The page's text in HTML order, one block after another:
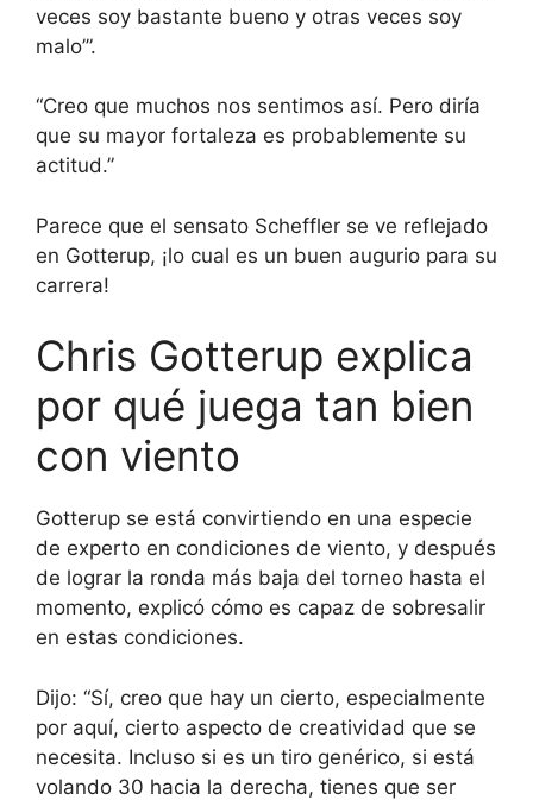
veces soy bastante bueno y otras veces soy
malo’”.
“Creo que muchos nos sentimos así. Pero diría
que su mayor fortaleza es probablemente su
actitud.”
Parece que el sensato Scheffler se ve reflejado
en Gotterup, ¡lo cual es un buen augurio para su
carrera!
Chris Gotterup explica
por qué juega tan bien
con viento
Gotterup se está convirtiendo en una especie
de experto en condiciones de viento, y después
de lograr la ronda más baja del torneo hasta el
momento, explicó cómo es capaz de sobresalir
en estas condiciones.
Dijo: “Sí, creo que hay un cierto, especialmente
por aquí, cierto aspecto de creatividad que se
necesita. Incluso si es un tiro genérico, si está
volando 30 hacia la derecha, tienes que ser